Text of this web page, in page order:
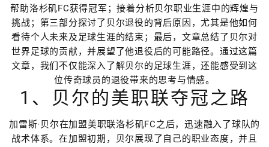
帮助洛杉矶FC获得冠军；接着分析贝尔职业生涯中的辉煌与
挑战；第三部分探讨了贝尔退役的背后原因，尤其是他如何
看待个人未来及足球生涯的结束；最后，文章总结了贝尔对
世界足球的贡献，并展望了他退役后的可能路径。通过这篇
文章，我们不仅能深入了解贝尔的足球生涯，还能感受到这
位传奇球员的退役带来的思考与情感。
1、贝尔的美职联夺冠之路
加雷斯·贝尔在加盟美职联洛杉矶FC之后，迅速融入了球队的
战术体系。在加盟初期，贝尔展现了自己的职业态度，并且